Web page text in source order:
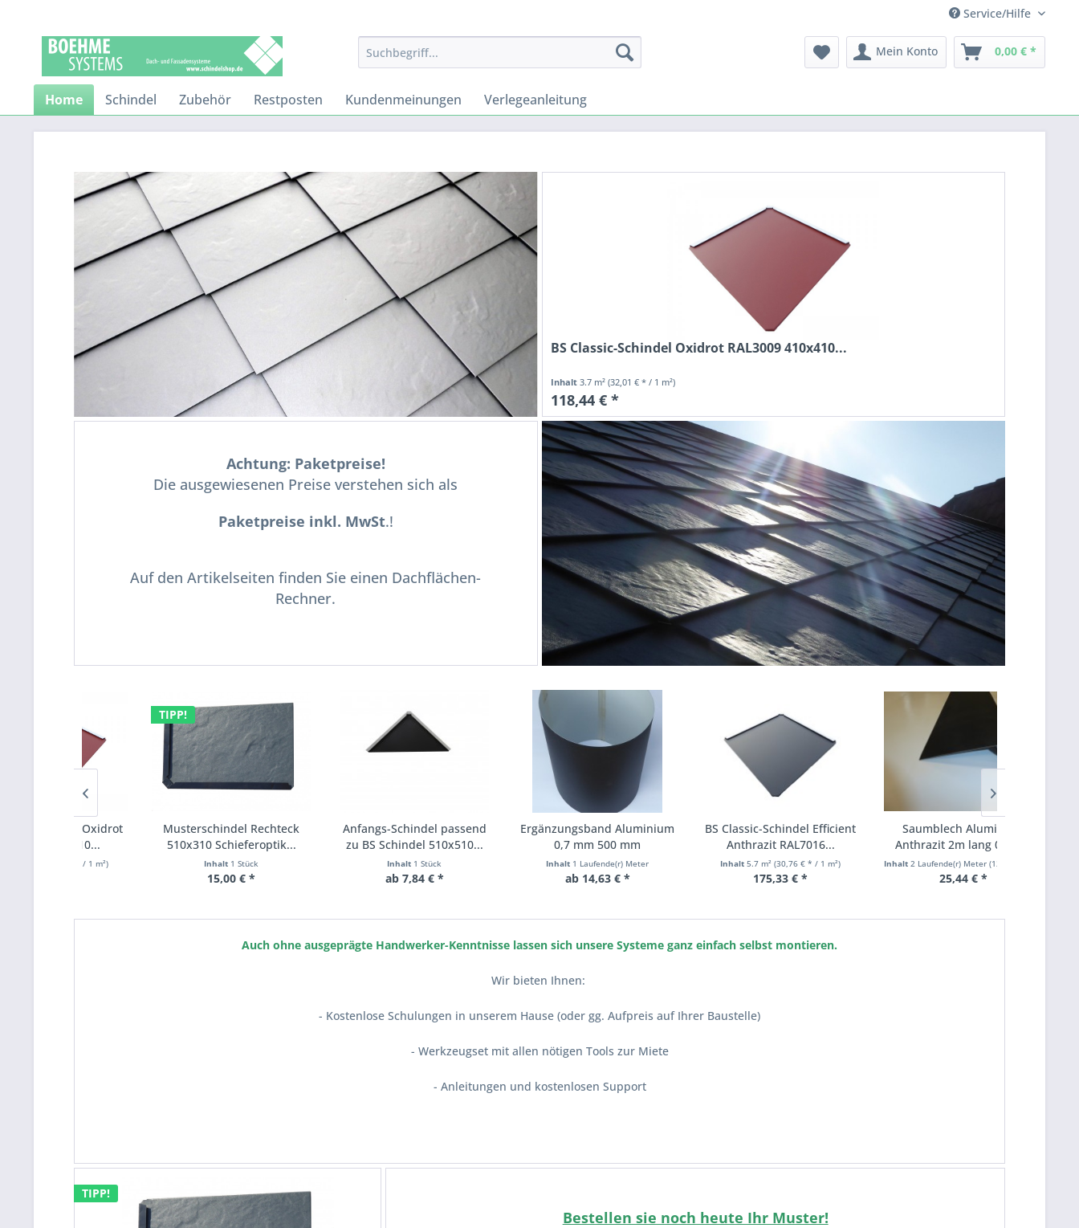
Service/Hilfe
Mein Konto 0,00 € *
Home Schindel Zubehör Restposten Kundenmeinungen Verlegeanleitung
BS Classic-Schindel Oxidrot RAL3009 410x410...
Inhalt 3.7 m² (32,01 € * / 1 m²)
118,44 € *
Achtung: Paketpreise!
Die ausgewiesenen Preise verstehen sich als
Paketpreise inkl. MwSt.!
Auf den Artikelseiten finden Sie einen Dachflächen-
Rechner.
Musterschindel Rechteck
510x310 Schieferoptik...
1 Stück
15,00 € *
Anfangs-Schindel passend
zu BS Schindel 510x510...
1 Stück
ab 7,84 € *
Ergänzungsband Aluminium
0,7 mm 500 mm
1 Laufende(r) Meter
ab 14,63 € *
BS Classic-Schindel Efficient
Anthrazit RAL7016...
5.7 m²(30,76 € * / 1 m²)
175,33 € *
Saumblech Aluminium
Anthrazit 2m lang 0,7mm
2 Laufende(r) Meter(12,72 € * / 1 Laufende(r) Meter)
25,44 € *
Auch ohne ausgeprägte Handwerker-Kenntnisse lassen sich unsere Systeme ganz einfach selbst montieren.
Wir bieten Ihnen:
- Kostenlose Schulungen in unserem Hause (oder gg. Aufpreis auf Ihrer Baustelle)
- Werkzeugset mit allen nötigen Tools zur Miete
- Anleitungen und kostenlosen Support
TIPP!
Bestellen sie noch heute Ihr Muster!